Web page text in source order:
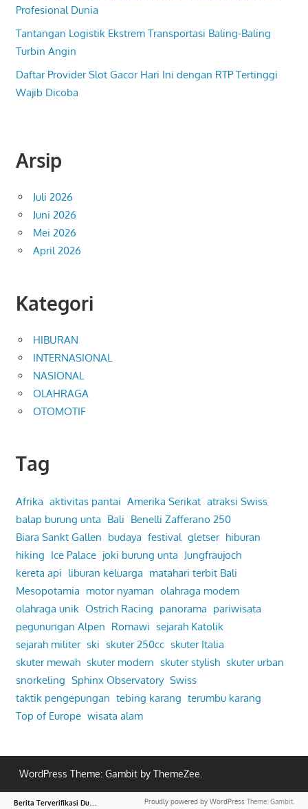
Profesional Dunia
Tantangan Logistik Ekstrem Transportasi Baling-Baling
Turbin Angin
Daftar Provider Slot Gacor Hari Ini dengan RTP Tertinggi
Wajib Dicoba
Arsip
Juli 2026
Juni 2026
Mei 2026
April 2026
Kategori
HIBURAN
INTERNASIONAL
NASIONAL
OLAHRAGA
OTOMOTIF
Tag
Afrika aktivitas pantai Amerika Serikat atraksi Swiss
balap burung unta Bali Benelli Zafferano 250
Biara Sankt Gallen budaya festival gletser hiburan
hiking Ice Palace joki burung unta Jungfraujoch
kereta api liburan keluarga matahari terbit Bali
Mesopotamia motor nyaman olahraga modern
olahraga unik Ostrich Racing panorama pariwisata
pegunungan Alpen Romawi sejarah Katolik
sejarah militer ski skuter 250cc skuter Italia
skuter mewah skuter modern skuter stylish skuter urban
snorkeling Sphinx Observatory Swiss
taktik pengepungan tebing karang terumbu karang
Top of Europe wisata alam
WordPress Theme: Gambit by ThemeZee.
B
erita Terverifikasi Dunia – Fakta Tanpa Bias Proudly powered by WordPress Theme: Gambit.